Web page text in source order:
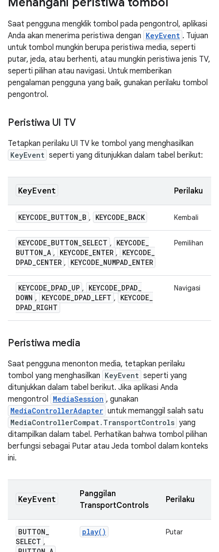
Saat pengguna mengklik tombol pada pengontrol, aplikasi
Anda akan menerima peristiwa dengan KeyEvent . Tujuan
untuk tombol mungkin berupa peristiwa media, seperti
putar, jeda, atau berhenti, atau mungkin peristiwa jenis TV,
seperti pilihan atau navigasi. Untuk memberikan
pengalaman pengguna yang baik, gunakan perilaku tombol
pengontrol.
Peristiwa UI TV
Tetapkan perilaku UI TV ke tombol yang menghasilkan
KeyEvent seperti yang ditunjukkan dalam tabel berikut:
KeyEvent Perilaku
KEYCODE_BUTTON_B , KEYCODE_BACK Kembali
KEYCODE_BUTTON_SELECT , KEYCODE_
BUTTON_A , KEYCODE_ENTER , KEYCODE_
DPAD_CENTER , KEYCODE_NUMPAD_ENTER
Pemilihan
KEYCODE_DPAD_UP , KEYCODE_DPAD_
DOWN , KEYCODE_DPAD_LEFT , KEYCODE_
DPAD_RIGHT
Navigasi
Peristiwa media
Saat pengguna menonton media, tetapkan perilaku
tombol yang menghasilkan KeyEvent seperti yang
ditunjukkan dalam tabel berikut. Jika aplikasi Anda
mengontrol MediaSession , gunakan
MediaControllerAdapter untuk memanggil salah satu
MediaControllerCompat.TransportControls yang
ditampilkan dalam tabel. Perhatikan bahwa tombol pilihan
berfungsi sebagai Putar atau Jeda tombol dalam konteks
ini.
KeyEvent
Panggilan
TransportControls
Perilaku
BUTTON_
SELECT ,
play() Putar